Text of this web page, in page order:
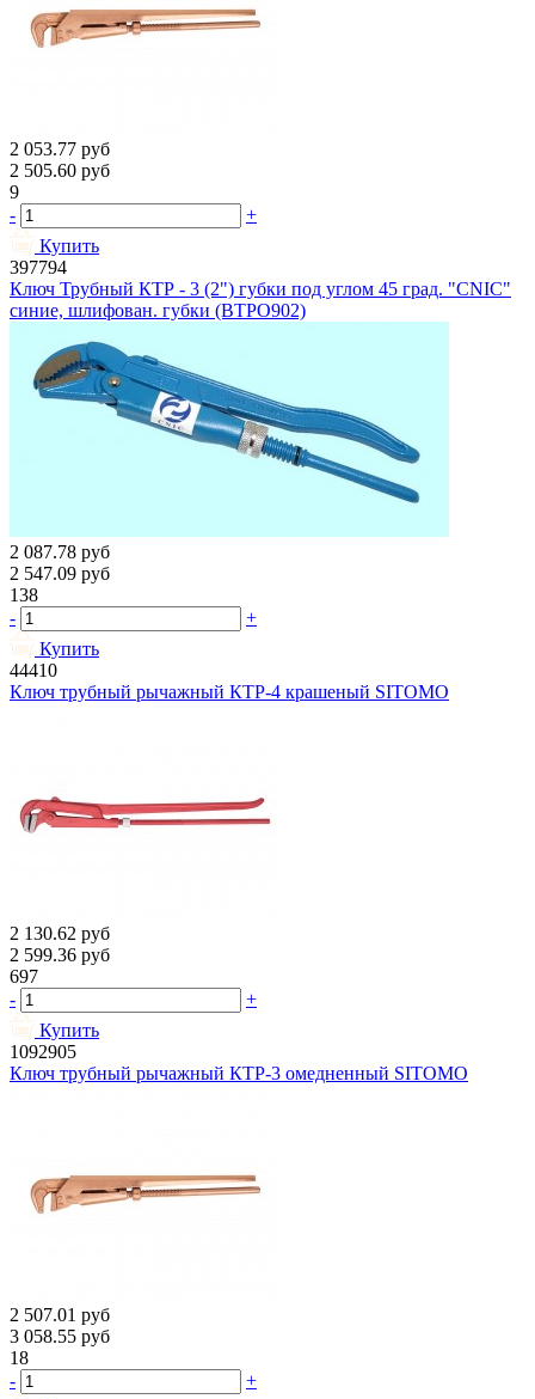
2 053.77 руб
2 505.60 руб
9
-
+
Купить
397794
Ключ Трубный КТР - 3 (2") губки под углом 45 град. "CNIC"
синие, шлифован. губки (BTPO902)
2 087.78 руб
2 547.09 руб
138
-
+
Купить
44410
Ключ трубный рычажный КТР-4 крашеный SITOMO
2 130.62 руб
2 599.36 руб
697
-
+
Купить
1092905
Ключ трубный рычажный КТР-3 омедненный SITOMO
2 507.01 руб
3 058.55 руб
18
-
+